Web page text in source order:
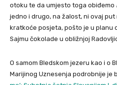
otoku te da umjesto toga obiđemo
jedno i drugo, na žalost, ni ovaj put
kratkoće posjeta, pošto je u planu
Sajmu čokolade u obližnjoj
O samom Bledskom jezeru kao i o
Marijinog Uznesenja podrobnije je